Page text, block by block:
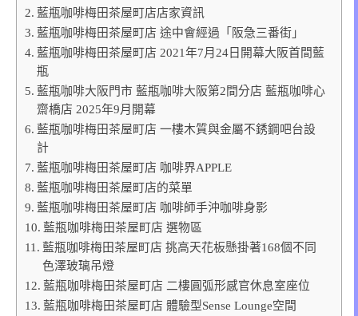
藍瓶咖啡梅田茶屋町店店家資訊
藍瓶咖啡梅田茶屋町店 途中會經過「阪急三番街」
藍瓶咖啡梅田茶屋町店 2021年7月24日開幕大阪首間藍
瓶
藍瓶咖啡大阪門市 藍瓶咖啡大阪第2間分店 藍瓶咖啡心
齋橋店 2025年9月開幕
藍瓶咖啡梅田茶屋町店 一樓木質與金屬不銹鋼吧台設
計
藍瓶咖啡梅田茶屋町店 咖啡界APPLE
藍瓶咖啡梅田茶屋町店的菜單
藍瓶咖啡梅田茶屋町店 咖啡師手沖咖啡身影
藍瓶咖啡梅田茶屋町店 選物區
藍瓶咖啡梅田茶屋町店 挑高天花板懸掛著168個不同
色澤玻璃吊燈
藍瓶咖啡梅田茶屋町店 二樓圓弧形感官休息室座位
藍瓶咖啡梅田茶屋町店 體驗型Sense Lounge空間